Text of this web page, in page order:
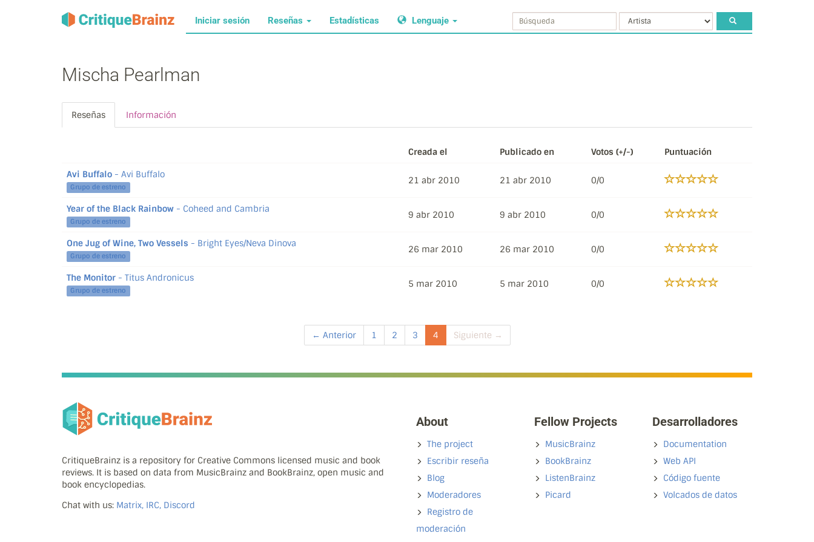
Iniciar sesión Reseñas Estadísticas Lenguaje
Mischa Pearlman
Reseñas Información
Creada el Publicado en Votos (+/-) Puntuación
Avi Buffalo - Avi Buffalo
Grupo de estreno
21 abr 2010 21 abr 2010 0/0
Year of the Black Rainbow - Coheed and Cambria
Grupo de estreno
9 abr 2010 9 abr 2010 0/0
One Jug of Wine, Two Vessels - Bright Eyes/Neva Dinova
Grupo de estreno
26 mar 2010 26 mar 2010 0/0
The Monitor - Titus Andronicus
Grupo de estreno
5 mar 2010 5 mar 2010 0/0
← Anterior 1 2 3 4 Siguiente →
CritiqueBrainz is a repository for Creative Commons licensed music and book
reviews. It is based on data from MusicBrainz and BookBrainz, open music and
book encyclopedias.
Chat with us: Matrix, IRC, Discord
About
The project
Escribir reseña
Blog
Moderadores
Registro de
moderación
Fellow Projects
MusicBrainz
BookBrainz
ListenBrainz
Picard
Desarrolladores
Documentation
Web API
Código fuente
Volcados de datos